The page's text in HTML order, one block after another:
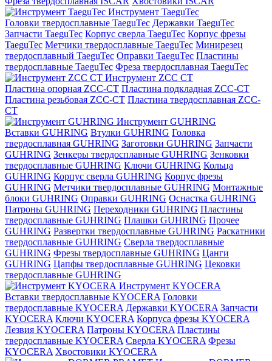
Инструмент TaeguTec
Головки твердосплавные TaeguTec Державки TaeguTec
Запчасти TaeguTec Корпус сверла TaeguTec Корпус фрезы
TaeguTec Метчики твердосплавные TaeguTec Минирезец
твердосплавный TaeguTec Оправки TaeguTec Пластины
твердосплавные TaeguTec Фреза твердосплавная TaeguTec
Инструмент ZCС CT
Пластина опорная ZCC-CT Пластина подкладная ZCC-CT
Пластина резьбовая ZCC-CT Пластина твердосплавная ZCC-
CT
Инструмент GUHRING
Вставки GUHRING Втулки GUHRING Головка
твердосплавная GUHRING Заготовки GUHRING Запчасти
GUHRING Зенкеры твердосплавные GUHRING Зенковки
твердосплавные GUHRING Ключи GUHRING Кольца
GUHRING Корпус сверла GUHRING Корпус фрезы
GUHRING Метчики твердосплавные GUHRING Монтажные
блоки GUHRING Оправки GUHRING Оснастка GUHRING
Патроны GUHRING Переходники GUHRING Пластины
твердосплавные GUHRING Плашки GUHRING Прочее
GUHRING Развертки твердосплавные GUHRING Раскатники
твердосплавные GUHRING Сверла твердосплавные
GUHRING Фрезы твердосплавные GUHRING Цанги
GUHRING Цапфы твердосплавные GUHRING Цековки
твердосплавные GUHRING
Инструмент KYOCERA
Вставки твердосплавные KYOCERA Головки
твердосплавные KYOCERA Державки KYOCERA Запчасти
KYOCERA Ключи KYOCERA Корпуса фрезы KYOCERA
Лезвия KYOCERA Патроны KYOCERA Пластины
твердосплавные KYOCERA Сверла KYOCERA Фрезы
KYOCERA Хвостовики KYOCERA